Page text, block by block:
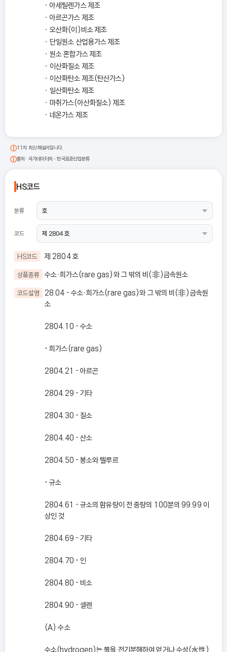
아세틸렌가스 제조
아르곤가스 제조
오산화(이)비소 제조
단일원소 산업용가스 제조
원소 혼합가스 제조
이산화질소 제조
이산화탄소 제조(탄산가스)
일산화탄소 제조
마취가스(아산화질소) 제조
네온가스 제조
11차 최신 해설서입니다.
출처: 국가데이터처 - 한국표준산업분류
HS코드
분류
코드
HS코드 제 2804 호
상품종류 수소ㆍ희가스(rare gas)와 그 밖의 비(非)금속원소
코드설명
28.04 - 수소ㆍ희가스(rare gas)와 그 밖의 비(非)금속원
소
2804.10 - 수소
- 희가스(rare gas)
2804.21 - 아르곤
2804.29 - 기타
2804.30 - 질소
2804.40 - 산소
2804.50 - 붕소와 텔루르
- 규소
2804.61 - 규소의 함유량이 전 중량의 100분의 99.99 이
상인 것
2804.69 - 기타
2804.70 - 인
2804.80 - 비소
2804.90 - 셀렌
(A) 수소
수소(hydrogen)는 물을 전기분해하여 얻거나 수성(水性)